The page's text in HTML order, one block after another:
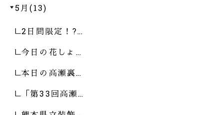
5月(13)
2日間限定！?…
今日の花しょ…
本日の高瀬裏…
「第33回高瀬…